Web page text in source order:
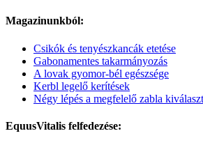
Magazinunkból:
Csikók és tenyészkancák etetése
Gabonamentes takarmányozás
A lovak gyomor-bél egészsége
Kerbl legelő kerítések
Négy lépés a megfelelő zabla
EquusVitalis felfedezése: